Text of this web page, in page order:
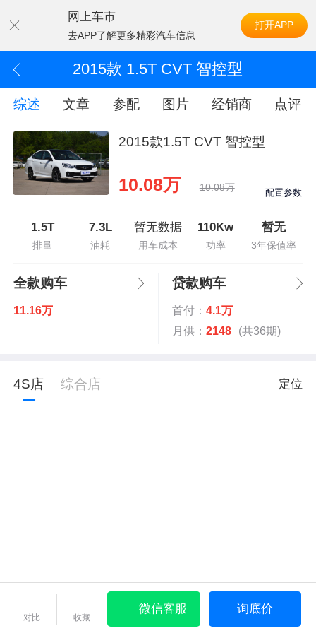
网上车市
去APP了解更多精彩汽车信息
打开APP
2015款 1.5T CVT 智控型
综述 文章 参配 图片 经销商 点评
2015款1.5T CVT 智控型
10.08万 10.08万 配置参数
1.5T
排量
7.3L
油耗
暂无数据
用车成本
110Kw
功率
暂无
3年保值率
全款购车
11.16万
贷款购车
首付： 4.1万
月供： 2148 (共36期)
4S店 综合店 定位
对比 收藏
微信客服 询底价